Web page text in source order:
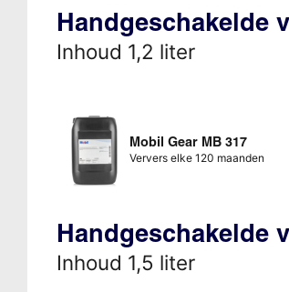
Handgeschakelde
Inhoud 1,2 liter
Mobil Gear MB 317
Ververs elke 120 maanden
Handgeschakelde
Inhoud 1,5 liter